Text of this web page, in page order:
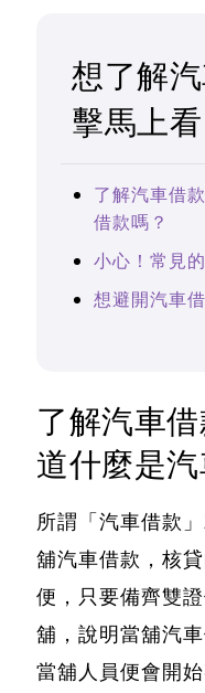
想了解
擊馬上看
了解汽車借
借款嗎？
小心！常見
想避開汽車
了解汽車
道什麼是
所謂「汽車借款
舖汽車借款，核
便，只要備齊雙
舖，說明當舖汽
當舖人員便會開